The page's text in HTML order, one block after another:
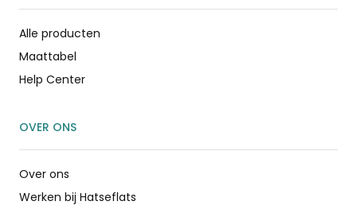
Alle producten
Maattabel
Help Center
OVER ONS
Over ons
Werken bij Hatseflats